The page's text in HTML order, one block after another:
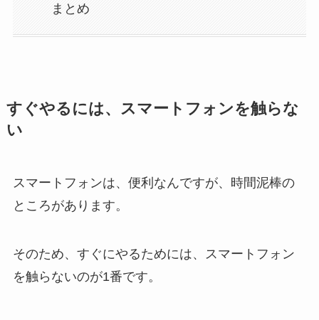
まとめ
すぐやるには、スマートフォンを触らな
い
スマートフォンは、便利なんですが、時間泥棒の
ところがあります。
そのため、すぐにやるためには、スマートフォン
を触らないのが1番です。